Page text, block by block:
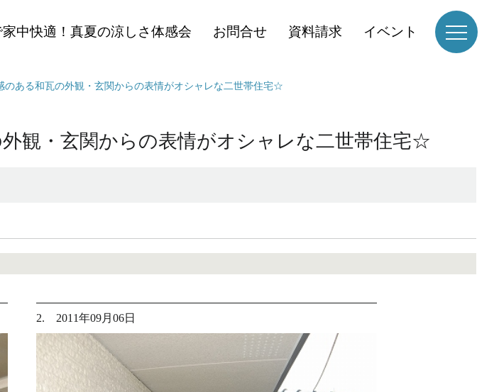
中快適！真夏の涼しさ体感会 お問合せ 資料請求 イベント
のある和瓦の外観・玄関からの表情がオシャレな二世帯住宅☆
観・玄関からの表情がオシャレな二世帯住宅☆
2. 2011年09月06日